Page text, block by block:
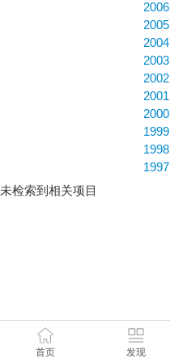
2006
2005
2004
2003
2002
2001
2000
1999
1998
1997
未检索到相关项目
首页 发现